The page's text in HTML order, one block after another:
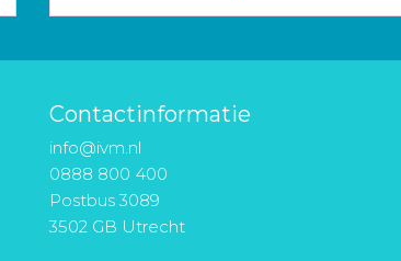
Contactinformatie
info@ivm.nl
0888 800 400
Postbus 3089
3502 GB Utrecht